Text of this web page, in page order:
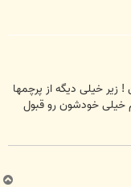
خیلی دیگه از پرچمها
خودشون رو قبول